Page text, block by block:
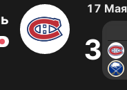
17
3